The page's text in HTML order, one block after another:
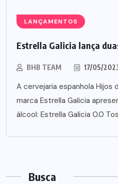
LANÇAMENTOS
Estrella Galicia lança
BHB TEAM 17/05/
A cervejaria espanhola Hijos
marca Estrella Galicia
álcool: Estrella Galicia 0.0
Busca